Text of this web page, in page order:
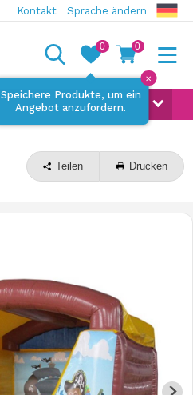
Kontakt Sprache ändern
0
Speichere Produkte, um ein
Angebot anzufordern.
✕
0
Teilen Drucken